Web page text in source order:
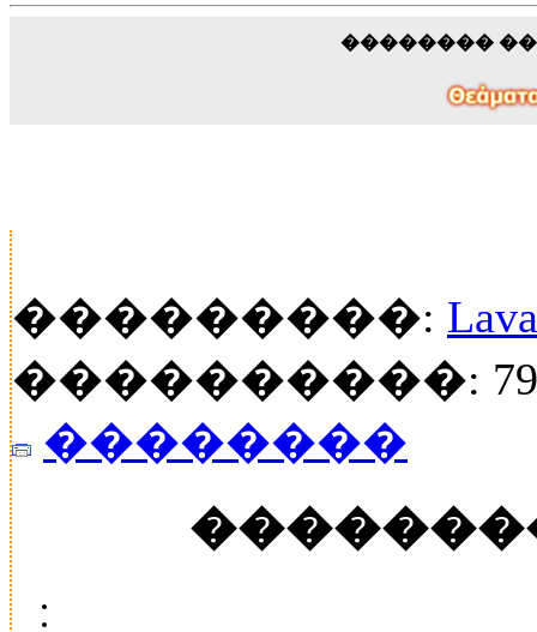
��������
���������:
����������:
��������